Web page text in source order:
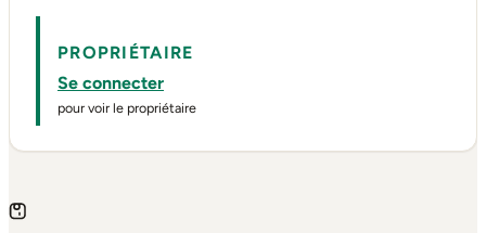
PROPRIÉTAIRE
Se connecter
pour voir le propriétaire